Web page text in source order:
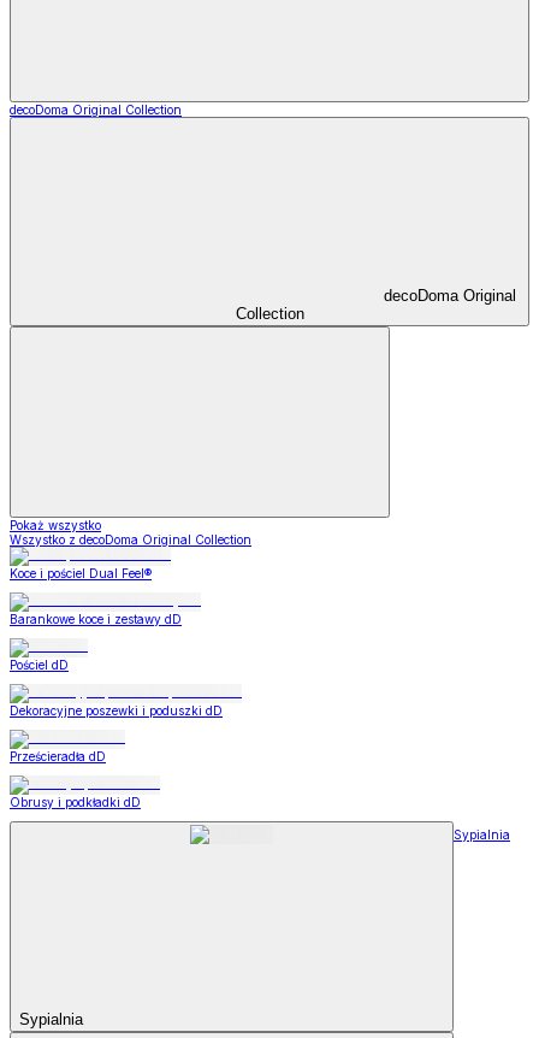
decoDoma Original Collection
decoDoma Original
Collection
Pokaż wszystko
Wszystko z decoDoma Original Collection
Koce i pościel Dual Feel®
Barankowe koce i zestawy dD
Pościel dD
Dekoracyjne poszewki i poduszki dD
Prześcieradła dD
Obrusy i podkładki dD
Sypialnia
Sypialnia